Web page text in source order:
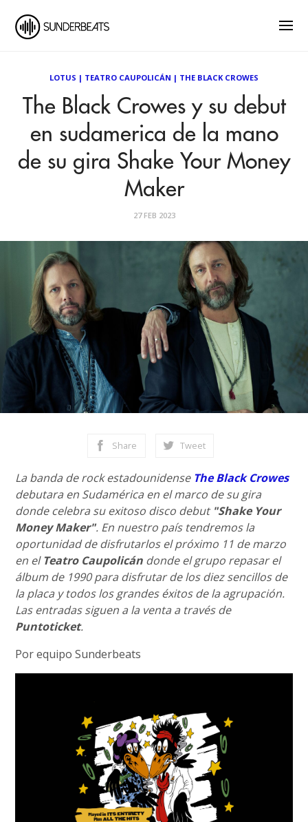
LOTUS | TEATRO CAUPOLICÁN | THE BLACK CROWES
The Black Crowes y su debut
en sudamerica de la mano
de su gira Shake Your Money
Maker
27 FEB 2023
Share Tweet
La banda de rock estadounidense The Black Crowes
debutara en Sudamérica en el marco de su gira
donde celebra su exitoso disco debut "Shake Your
Money Maker". En nuestro país tendremos la
oportunidad de disfrutarlos el próximo 11 de marzo
en elTeatro Caupolicán donde el grupo repasar el
álbum de 1990 para disfrutar de los diez sencillos de
la placa y todos los grandes éxitos de la agrupación.
Las entradas siguen a la venta a través de
Puntoticket.
Por equipo Sunderbeats